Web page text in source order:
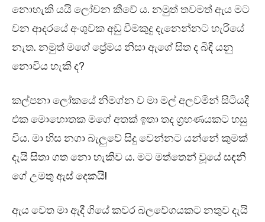
නොහැකි යයි ලෝචන කීවේ ය. නමුත් තවමත් ඇය මට
වන ආදරයේ අංශුවක අඩු වීමකුදු දැනෙන්නට හැරියේ
නැත. නමුත් මගේ ප්‍රේමය නිසා ඇගේ සිත ද බිඳී යනු
නොවිය හැකි ද?
කල්පනා ලෝකයේ නිමග්න ව මා මල් අලවමින් සිටියදී
එක මොහොතක මගේ අතක් ඉතා තද ග්‍රහණයකට හසු
විය. මා හිස නගා බැලුවේ සිදු වෙන්නට යන්නේ කුමක්
දැයි සිතා ගත නො හැකිව ය. මට මත්තෙන් වූයේ සඳනි
ගේ උමතු ඇස් දෙකයි!
ඇය වෙත මා ඇදී ගියේ කවර බලවේගයකට නතුව දැයි